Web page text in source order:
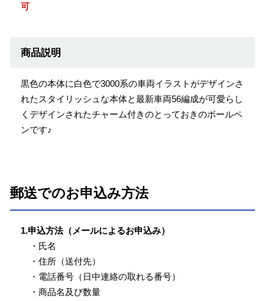
可
商品説明
黒色の本体に白色で3000系の車両イラストがデザインさ
れたスタイリッシュな本体と最新車両56編成が可愛らし
くデザインされたチャーム付きのとっておきのボールペ
ンです♪
郵送でのお申込み方法
1.申込方法（メールによるお申込み）
・氏名
・住所（送付先）
・電話番号（日中連絡の取れる番号）
・商品名及び数量